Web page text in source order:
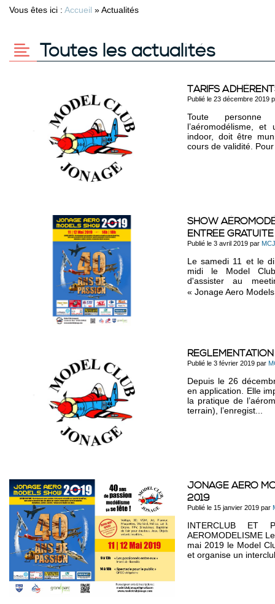
Vous êtes ici : Accueil »Actualités
Toutes les actualités
TARIFS
Publié le 23 décembre 2019
Toute personne
l’aéromodélisme,
indoor, doit être
cours de validité.
SHOW
ENTRÉE GRATUITE
Publié le 3 avril 2019 par MCJ
Le samedi 11 et le
midi le Model
d'assister au
« Jonage Aero
Publié le 3 février 2019 par
Depuis le 26
en application. Elle
la pratique de
terrain), l’enregist...
JONAGE AERO
2019
Publié le 15 janvier 2019 par
INTERCLUB ET
AEROMODELISME
mai 2019 le Model
et organise un